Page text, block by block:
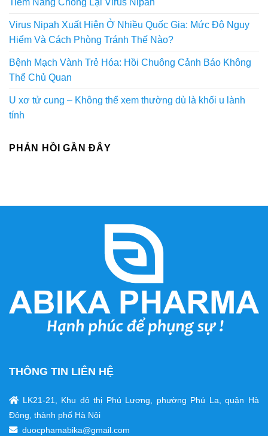
Tiềm Năng Chống Lại Virus Nipah
Virus Nipah Xuất Hiện Ở Nhiều Quốc Gia: Mức Độ Nguy
Hiểm Và Cách Phòng Tránh Thế Nào?
Bệnh Mạch Vành Trẻ Hóa: Hồi Chuông Cảnh Báo Không
Thể Chủ Quan
U xơ tử cung – Không thể xem thường dù là khối u lành
tính
PHẢN HỒI GẦN ĐÂY
THÔNG TIN LIÊN HỆ
LK21-21, Khu đô thị Phú Lương, phường Phú La, quận Hà
Đông, thành phố Hà Nội
duocphamabika@gmail.com